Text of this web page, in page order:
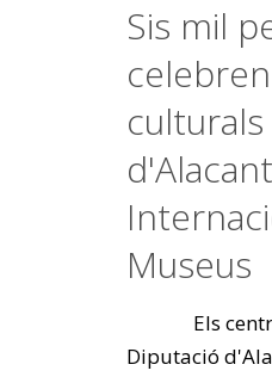
Sis mil
Museus
Els
Diputació